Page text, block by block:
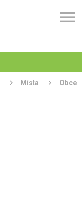

Místa
Obce